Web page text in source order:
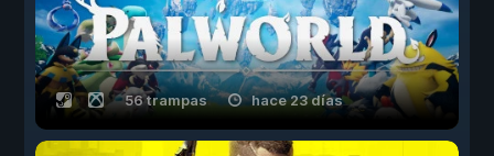
56 trampas hace 23 días